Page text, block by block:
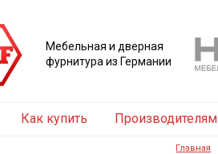
Мебельная и дверная
фурнитура из Германии
Как купить Производителям
Главная